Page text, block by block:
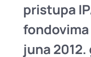
pristupa
fondovima
juna 2012.